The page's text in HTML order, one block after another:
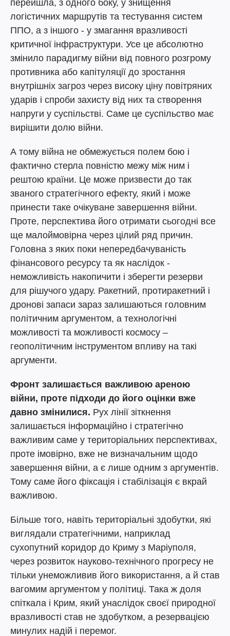
перейшла, з одного боку, у знищення
логістичних маршрутів та тестування систем
ППО, а з іншого - у змагання вразливості
критичної інфраструктури. Усе це абсолютно
змінило парадигму війни від повного розгрому
противника або капітуляції до зростання
внутрішніх загроз через високу ціну повітряних
ударів і спроби захисту від них та створення
напруги у суспільстві. Саме це суспільство має
вирішити долю війни.
А тому війна не обмежується полем бою і
фактично стерла повністю межу між ним і
рештою країни. Це може призвести до так
званого стратегічного ефекту, який і може
принести таке очікуване завершення війни.
Проте, перспектива його отримати сьогодні все
ще малоймовірна через цілий ряд причин.
Головна з яких поки непередбачуваність
фінансового ресурсу та як наслідок -
неможливість накопичити і зберегти резерви
для рішучого удару. Ракетний, протиракетний і
дронові запаси зараз залишаються головним
політичним аргументом, а технологічні
можливості та можливості космосу –
геополітичним інструментом впливу на такі
аргументи.
Фронт залишається важливою ареною
війни, проте підходи до його оцінки вже
давно змінилися. Рух лінії зіткнення
залишається інформаційно і стратегічно
важливим саме у територіальних перспективах,
проте імовірно, вже не визначальним щодо
завершення війни, а є лише одним з аргументів.
Тому саме його фіксація і стабілізація є вкрай
важливою.
Більше того, навіть територіальні здобутки, які
виглядали стратегічними, наприклад
сухопутний коридор до Криму з Маріуполя,
через розвиток науково-технічного прогресу не
тільки унеможливив його використання, а й став
вагомим аргументом у політиці. Така ж доля
спіткала і Крим, який унаслідок своєї природної
вразливості став не здобутком, а резервацією
минулих надій і перемог.